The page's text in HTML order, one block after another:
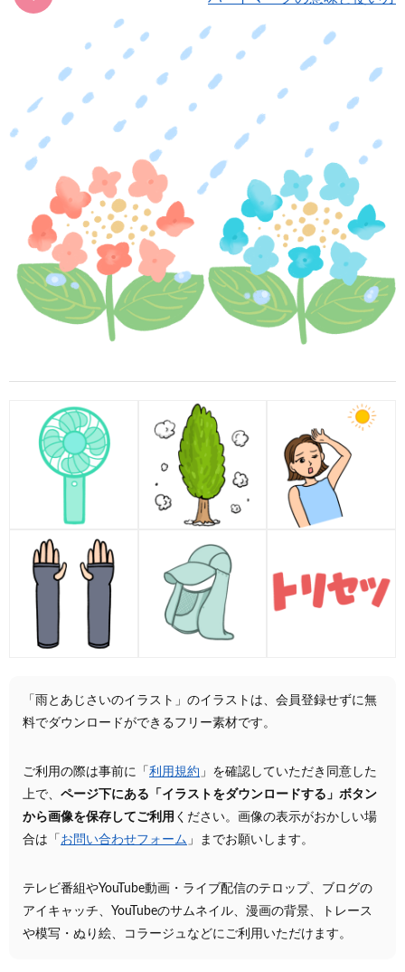
「雨とあじさいのイラスト」のイラストは、会員登録せずに無
料でダウンロードができるフリー素材です。
ご利用の際は事前に「 利用規約 」を確認していただき同意した
上で、 ページ下にある「イラストをダウンロードする」ボタン
から画像を保存してご利用 ください。画像の表示がおかしい場
合は「 お問い合わせフォーム 」までお願いします。
テレビ番組やYouTube動画・ライブ配信のテロップ、ブログの
アイキャッチ、YouTubeのサムネイル、漫画の背景、トレース
や模写・ぬり絵、コラージュなどにご利用いただけます。